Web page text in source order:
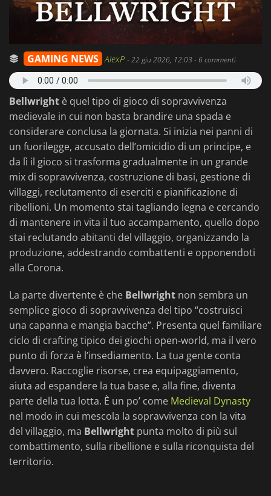
GAMING NEWS AlexP -22 giu 2026, 12:03- 6 commenti
Bellwright è quel tipo di gioco di sopravvivenza
medievale in cui non basta brandire una spada e
considerare conclusa la giornata. Si inizia nei panni di
un fuorilegge, accusato dell’omicidio di un principe, e
da lì il gioco si trasforma gradualmente in un grande
mix di sopravvivenza, costruzione di basi, gestione di
villaggi, reclutamento di eserciti e pianificazione di
ribellioni. Un momento stai tagliando legna e cercando
di mantenere in vita il tuo accampamento, quello dopo
stai reclutando abitanti del villaggio, organizzando la
produzione, addestrando combattenti e opponendoti
alla Corona.
La parte divertente è che Bellwright non sembra un
semplice gioco di sopravvivenza del tipo “costruisci
una capanna e mangia bacche”. Presenta quel familiare
ciclo di crafting tipico dei giochi open-world, ma il vero
punto di forza è l’insediamento. La tua gente conta
davvero. Raccoglie risorse, crea equipaggiamento,
aiuta ad espandere la tua base e, alla fine, diventa
parte della tua lotta. È un po’ come Medieval Dynasty
nel modo in cui mescola la sopravvivenza con la vita
del villaggio, ma Bellwright punta molto di più sul
combattimento, sulla ribellione e sulla riconquista del
territorio.